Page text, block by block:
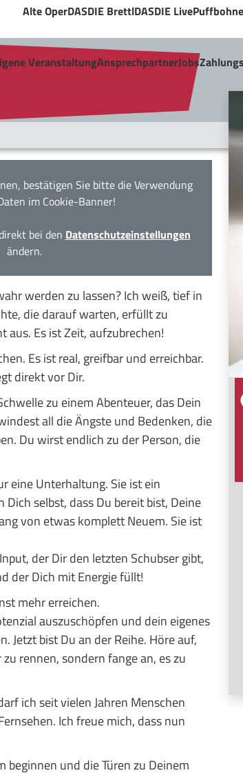
Alte OperDASDIE BrettlDASDIE Live
VeranstaltungAnsprechpartnerJobs
bestätigen Sie bitte die Verwendung
im Cookie-Banner!
bei den Datenschutzeinstellungen
ändern.
werden zu lassen? Ich weiß, tief in
die darauf warten, erfüllt zu
Es ist Zeit, aufzubrechen!
Es ist real, greifbar und erreichbar.
direkt vor Dir.
zu einem Abenteuer, das Dein
all die Ängste und Bedenken, die
Du wirst endlich zu der Person, die
eine Unterhaltung. Sie ist ein
Dich selbst, dass Du bereit bist, Deine
von etwas komplett Neuem. Sie ist
der Dir den letzten Schubser gibt,
der Dich mit Energie füllt!
mehr erreichen.
auszuschöpfen und dein eigenes
Jetzt bist Du an der Reihe. Höre auf,
rennen, sondern fange an, es zu
ich seit vielen Jahren Menschen
Ich freue mich, dass nun
beginnen und die Türen zu Deinem